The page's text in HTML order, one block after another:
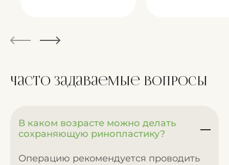
Часто задаваемые вопросы
В каком возрасте можно делать
сохраняющую ринопластику?
Операцию рекомендуется проводить